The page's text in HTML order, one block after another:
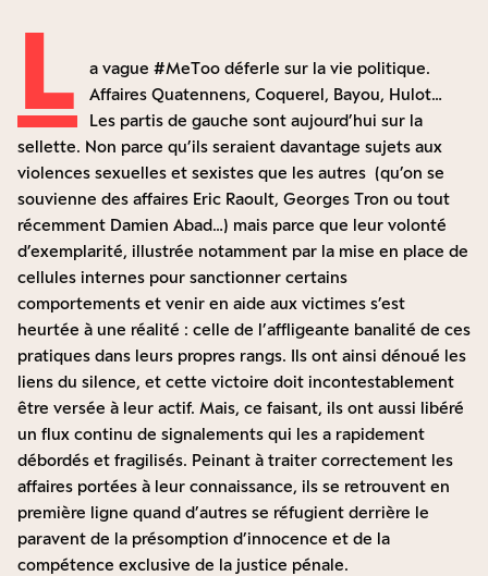
L
a vague #MeToo déferle sur la vie politique.
Affaires Quatennens, Coquerel, Bayou, Hulot…
Les partis de gauche sont aujourd’hui sur la
sellette. Non parce qu’ils seraient davantage sujets aux
violences sexuelles et sexistes que les autres (qu’on se
souvienne des affaires Eric Raoult, Georges Tron ou tout
récemment Damien Abad…) mais parce que leur volonté
d’exemplarité, illustrée notamment par la mise en place de
cellules internes pour sanctionner certains
comportements et venir en aide aux victimes s’est
heurtée à une réalité : celle de l’affligeante banalité de ces
pratiques dans leurs propres rangs. Ils ont ainsi dénoué les
liens du silence, et cette victoire doit incontestablement
être versée à leur actif. Mais, ce faisant, ils ont aussi libéré
un flux continu de signalements qui les a rapidement
débordés et fragilisés. Peinant à traiter correctement les
affaires portées à leur connaissance, ils se retrouvent en
première ligne quand d’autres se réfugient derrière le
paravent de la présomption d’innocence et de la
compétence exclusive de la justice pénale.